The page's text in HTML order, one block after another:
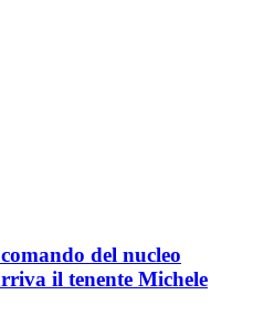
del nucleo
il tenente Michele